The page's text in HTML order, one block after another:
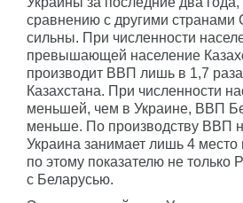
сравнению с другими
сильны. При численности
превышающей население
производит ВВП лишь в 1,7
Казахстана. При численности
меньшей, чем в Украине, ВВП
меньше. По производству ВВП
Украина занимает лишь 4 место
по этому показателю не только
с Беларусью.